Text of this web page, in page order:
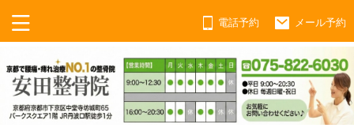
電話予約 メール予約